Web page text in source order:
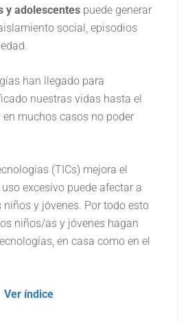
y adolescentes puede generar
social, episodios
han llegado para
nuestras vidas hasta el
en muchos casos no poder
(TICs) mejora el
excesivo puede afectar a
niños y jóvenes. Por todo esto
niños/as y jóvenes hagan
en casa como en el
Ver índice